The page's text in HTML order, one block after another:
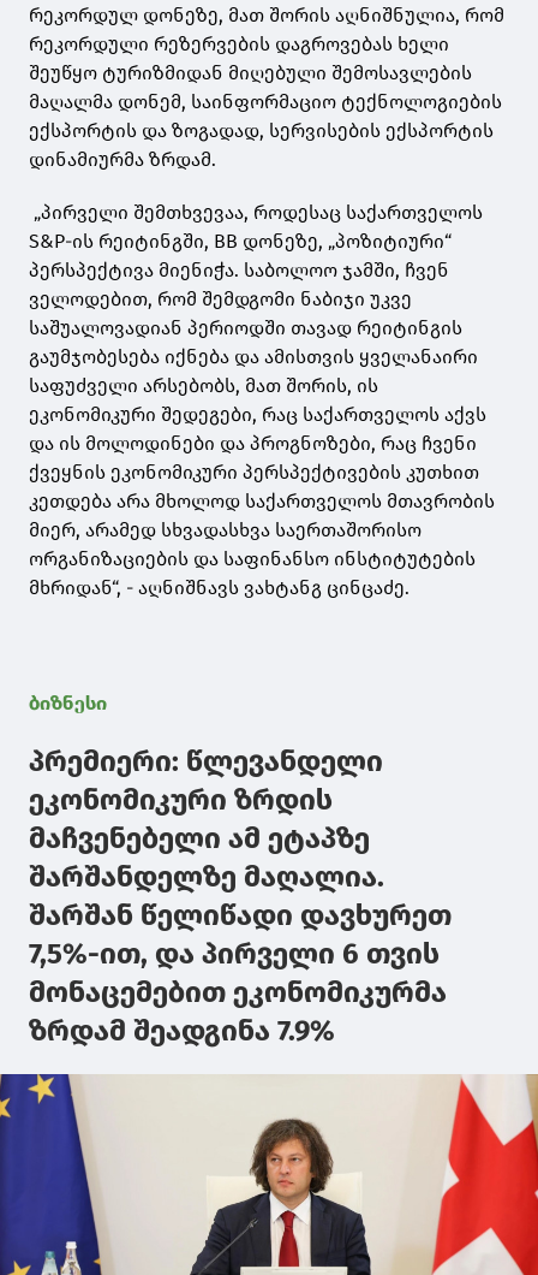
რეკორდულ დონეზე, მათ შორის აღნიშნულია, რომ
რეკორდული რეზერვების დაგროვებას ხელი
შეუწყო ტურიზმიდან მიღებული შემოსავლების
მაღალმა დონემ, საინფორმაციო ტექნოლოგიების
ექსპორტის და ზოგადად, სერვისების ექსპორტის
დინამიურმა ზრდამ.
„პირველი შემთხვევაა, როდესაც საქართველოს
S&P-ის რეიტინგში, BB დონეზე, „პოზიტიური“
პერსპექტივა მიენიჭა. საბოლოო ჯამში, ჩვენ
ველოდებით, რომ შემდგომი ნაბიჯი უკვე
საშუალოვადიან პერიოდში თავად რეიტინგის
გაუმჯობესება იქნება და ამისთვის ყველანაირი
საფუძველი არსებობს, მათ შორის, ის
ეკონომიკური შედეგები, რაც საქართველოს აქვს
და ის მოლოდინები და პროგნოზები, რაც ჩვენი
ქვეყნის ეკონომიკური პერსპექტივების კუთხით
კეთდება არა მხოლოდ საქართველოს მთავრობის
მიერ, არამედ სხვადასხვა საერთაშორისო
ორგანიზაციების და საფინანსო ინსტიტუტების
მხრიდან“, - აღნიშნავს ვახტანგ ცინცაძე.
ბიზნესი
პრემიერი: წლევანდელი
ეკონომიკური ზრდის
მაჩვენებელი ამ ეტაპზე
შარშანდელზე მაღალია.
შარშან წელიწადი დავხურეთ
7,5%-ით, და პირველი 6 თვის
მონაცემებით ეკონომიკურმა
ზრდამ შეადგინა 7.9%